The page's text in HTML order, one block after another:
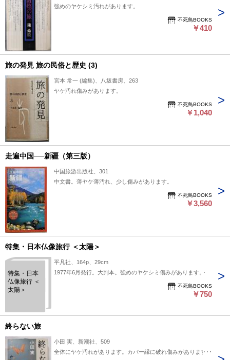
強めのヤケシミ汚れがあります。
不死鳥BOOKS
￥410
旅の発見 旅の民俗と歴史 (3)
宮本 常一 (編集)、八坂書房、263
ヤケ汚れ傷みがあります。
不死鳥BOOKS
￥1,040
走遍中国──新疆（第三版）
中国旅游出版社、301
中文書。薄ヤケ薄汚れ、少し傷みがあります。
不死鳥BOOKS
￥3,560
特集・日本仏像旅行 ＜太陽＞
特集・日本
仏像旅行 ＜
太陽＞
平凡社、164p、29cm
1977年6月発行。大判本。強めのヤケシミ傷みがあります。
不死鳥BOOKS
￥750
終らない旅
小田 実、新潮社、509
全体にヤケ汚れがあります。カバー縁に破れ傷みがあります。